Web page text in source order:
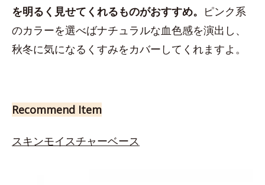
を明るく見せてくれるものがおすすめ。 ピンク系
のカラーを選べばナチュラルな血色感を演出し、
秋冬に気になるくすみをカバーしてくれますよ。
Recommend Item
スキンモイスチャーベース